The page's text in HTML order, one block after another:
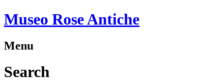
Museo Rose Antiche
Menu
Search